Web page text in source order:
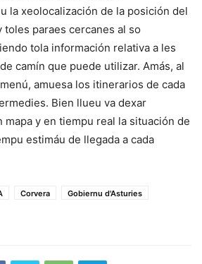
la xeolocalización de la posición del
toles paraes cercanes al so
tola información relativa a les
camín que puede utilizar. Amás, al
amuesa los itinerarios de cada
Bien llueu va dexar
mapa y en tiempu real la situación de
estimáu de llegada a cada
Corvera
Gobiernu d'Asturies